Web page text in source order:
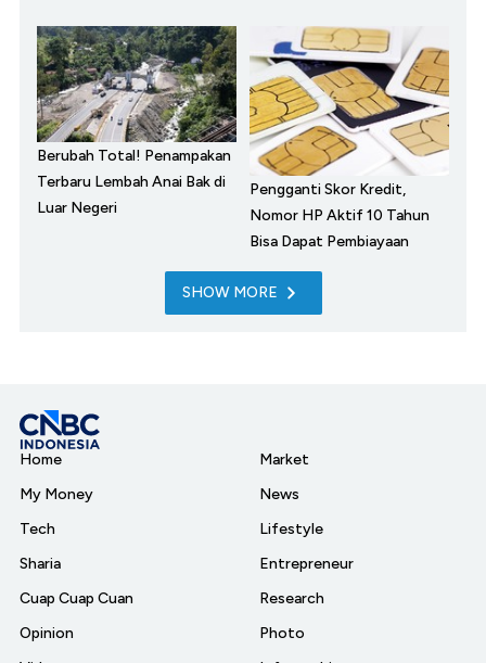
Berubah Total! Penampakan
Terbaru Lembah Anai Bak di
Luar Negeri
Pengganti Skor Kredit,
Nomor HP Aktif 10 Tahun
Bisa Dapat Pembiayaan
SHOW MORE
Home
My Money
Tech
Sharia
Cuap Cuap Cuan
Opinion
Market
News
Lifestyle
Entrepreneur
Research
Photo